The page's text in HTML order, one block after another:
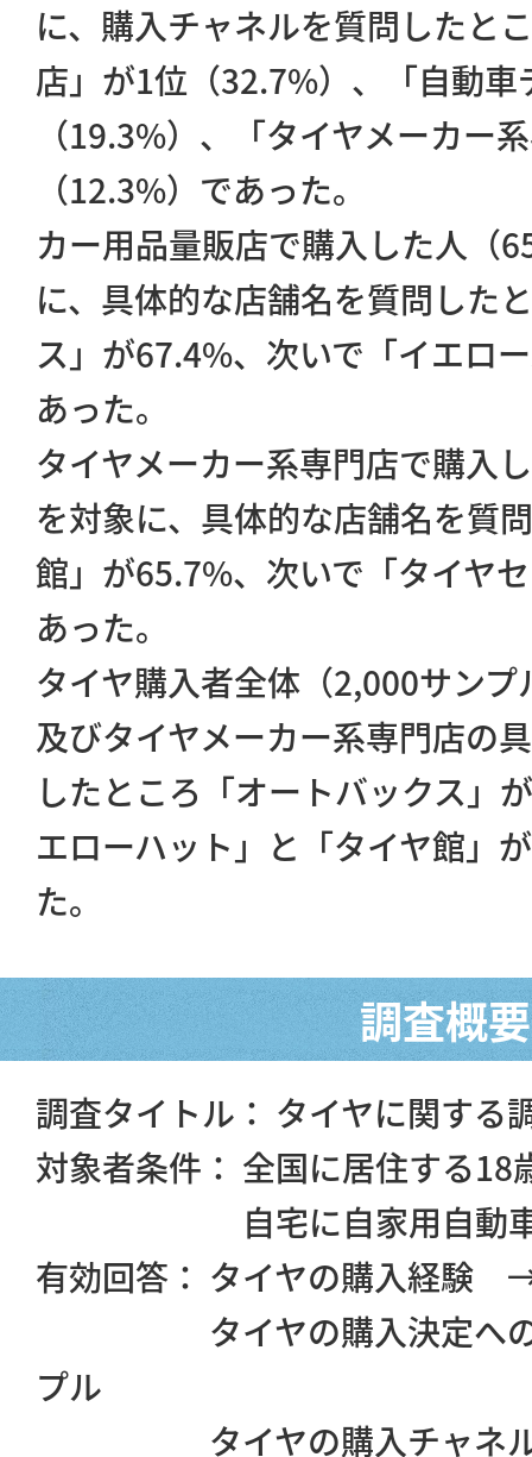
に、購入チャネルを質問したと
店」が1位（32.7%）、「自動車
（19.3%）、「タイヤメーカー
（12.3%）であった。
カー用品量販店で購入した人（
に、具体的な店舗名を質問した
ス」が67.4%、次いで「イエロ
あった。
タイヤメーカー系専門店で購入
を対象に、具体的な店舗名を質
館」が65.7%、次いで「タイヤ
あった。
タイヤ購入者全体（2,000サン
及びタイヤメーカー系専門店の
したところ「オートバックス」
エローハット」と「タイヤ館」
た。
調査概要
調査タイトル： タイヤに関する
対象者条件： 全国に居住する18
自宅に自家用自動車を
有効回答： タイヤの購入経験
タイヤの購入決定への
プル
タイヤの購入チャネル